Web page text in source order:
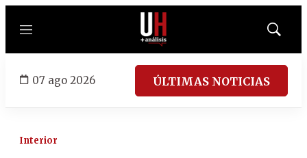
Menú
Mostrar
07 ago 2026 ÚLTIMAS NOTICIAS
Interior